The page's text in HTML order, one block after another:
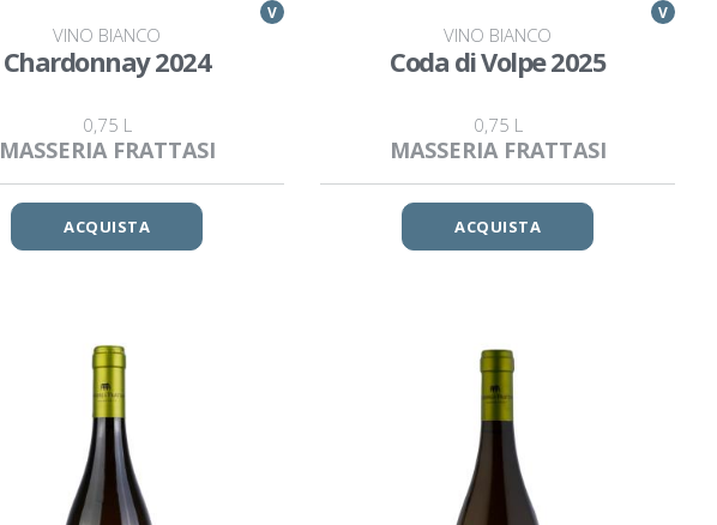
V
VINO BIANCO
Chardonnay 2024
0,75 L
MASSERIA FRATTASI
ACQUISTA
V
VINO BIANCO
Coda di Volpe 2025
0,75 L
MASSERIA FRATTASI
ACQUISTA